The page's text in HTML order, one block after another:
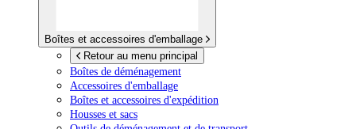
Boîtes et accessoires d'emballage
Retour au menu principal
Boîtes de déménagement
Accessoires d'emballage
Boîtes et accessoires d'expédition
Housses et sacs